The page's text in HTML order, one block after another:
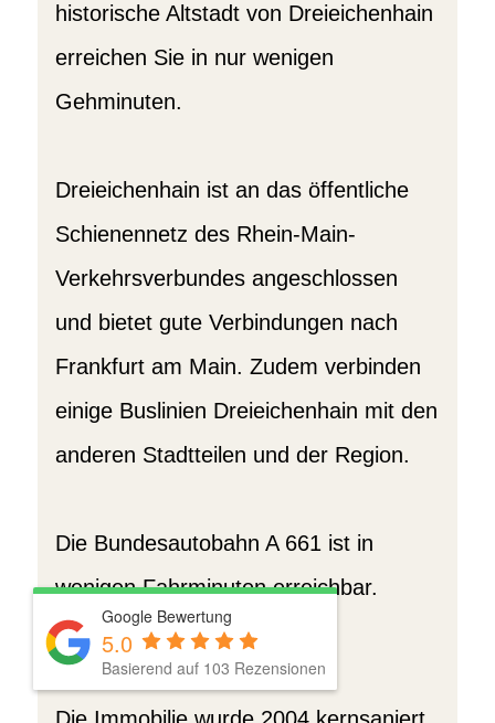
historische Altstadt von Dreieichenhain
erreichen Sie in nur wenigen
Gehminuten.
Dreieichenhain ist an das öffentliche
Schienennetz des Rhein-Main-
Verkehrsverbundes angeschlossen
und bietet gute Verbindungen nach
Frankfurt am Main. Zudem verbinden
einige Buslinien Dreieichenhain mit den
anderen Stadtteilen und der Region.
Die Bundesautobahn A 661 ist in
wenigen Fahrminuten erreichbar.
Equipment
Google Bewertung
5.0
Basierend auf 103 Rezensionen